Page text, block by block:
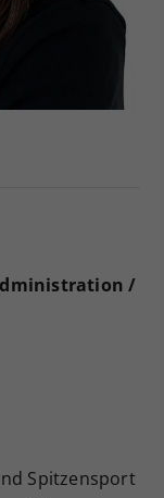
/
Spitzensport